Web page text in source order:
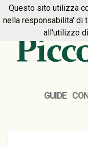
HOME
GUIDE
Questo sito utilizza
nella responsabilita' di
all'utilizzo